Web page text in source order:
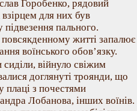
Горобенко, рядовий
для них був
пального.
повсякденному житті запалює
воїнського обов’язку.
війнуло свіжим
доглянуті троянди, що
плаці з почестями
Лобанова, інших воїнів.